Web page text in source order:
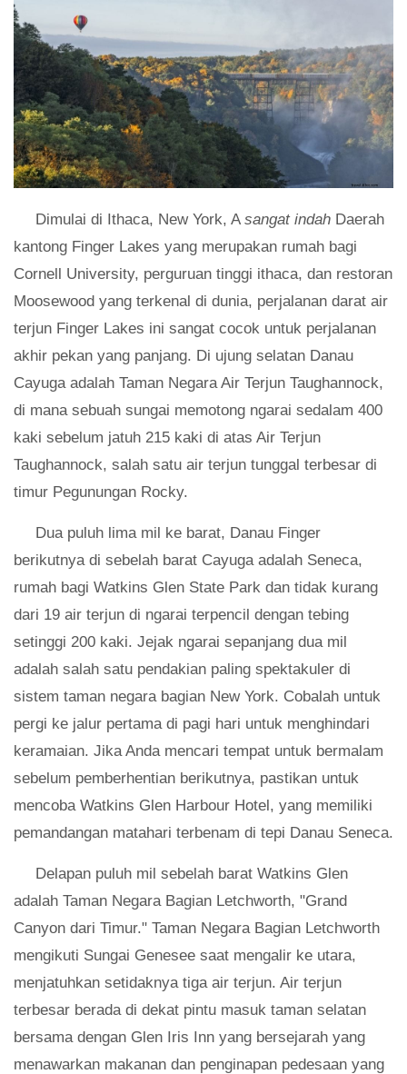
Dimulai di Ithaca, New York, A sangat indah Daerah
kantong Finger Lakes yang merupakan rumah bagi
Cornell University, perguruan tinggi ithaca, dan restoran
Moosewood yang terkenal di dunia, perjalanan darat air
terjun Finger Lakes ini sangat cocok untuk perjalanan
akhir pekan yang panjang. Di ujung selatan Danau
Cayuga adalah Taman Negara Air Terjun Taughannock,
di mana sebuah sungai memotong ngarai sedalam 400
kaki sebelum jatuh 215 kaki di atas Air Terjun
Taughannock, salah satu air terjun tunggal terbesar di
timur Pegunungan Rocky.
Dua puluh lima mil ke barat, Danau Finger
berikutnya di sebelah barat Cayuga adalah Seneca,
rumah bagi Watkins Glen State Park dan tidak kurang
dari 19 air terjun di ngarai terpencil dengan tebing
setinggi 200 kaki. Jejak ngarai sepanjang dua mil
adalah salah satu pendakian paling spektakuler di
sistem taman negara bagian New York. Cobalah untuk
pergi ke jalur pertama di pagi hari untuk menghindari
keramaian. Jika Anda mencari tempat untuk bermalam
sebelum pemberhentian berikutnya, pastikan untuk
mencoba Watkins Glen Harbour Hotel, yang memiliki
pemandangan matahari terbenam di tepi Danau Seneca.
Delapan puluh mil sebelah barat Watkins Glen
adalah Taman Negara Bagian Letchworth, "Grand
Canyon dari Timur." Taman Negara Bagian Letchworth
mengikuti Sungai Genesee saat mengalir ke utara,
menjatuhkan setidaknya tiga air terjun. Air terjun
terbesar berada di dekat pintu masuk taman selatan
bersama dengan Glen Iris Inn yang bersejarah yang
menawarkan makanan dan penginapan pedesaan yang